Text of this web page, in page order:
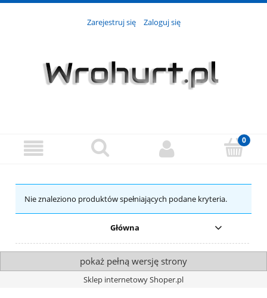
Zarejestruj się Zaloguj się
Nie znaleziono produktów spełniających podane kryteria.
Główna
pokaż pełną wersję strony
Sklep internetowy Shoper.pl